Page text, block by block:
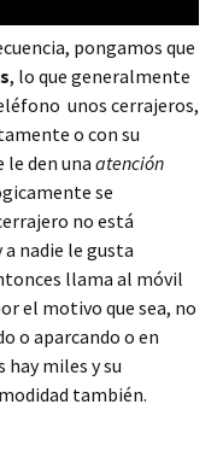
pongamos que
, lo que generalmente
unos cerrajeros,
o con su
le den una atención
se
no está
nadie le gusta
llama al móvil
el motivo que sea, no
o aparcando o en
miles y su
también.